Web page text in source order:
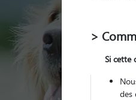
>
Si cette
des